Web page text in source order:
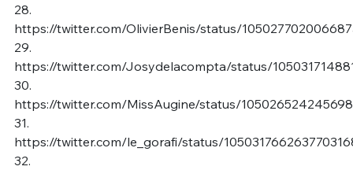
28.
https://twitter.com/OlivierBenis/status/
29.
https://twitter.com/Josydelacompta/status/
30.
https://twitter.com/MissAugine/status/
31.
https://twitter.com/le_gorafi/status/
32.